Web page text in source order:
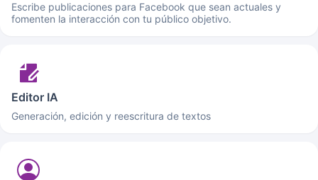
Escribe publicaciones para Facebook que sean actuales y
fomenten la interacción con tu público objetivo.
Editor IA
Generación, edición y reescritura de textos